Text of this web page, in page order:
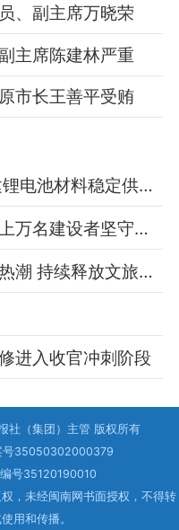
、副主席万晓荣
主席陈建林严重
市长王善平受贿
厦企携手战略合作伙伴 共建锂电池材料稳定供应链
节日期间厦门翔安国际机场上万名建设者坚守岗位
假期厦门文创产品迎来销售热潮 持续释放文旅消费潜力
进入收官冲刺阶段
（集团）主管 版权所有
号35050302000379
号35120190010
，未经闽南网书面授权，不得转
用和传播。